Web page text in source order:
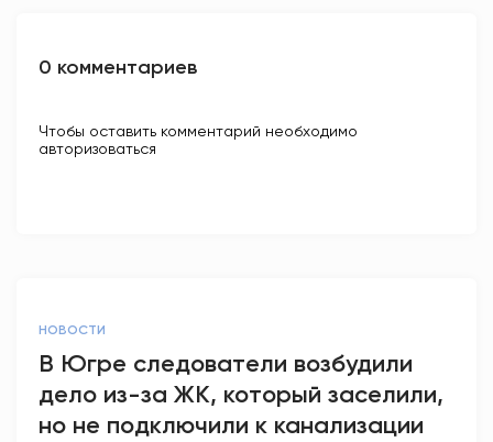
0 комментариев
Чтобы оставить комментарий необходимо
авторизоваться
НОВОСТИ
В Югре следователи возбудили
дело из-за ЖК, который заселили,
но не подключили к канализации